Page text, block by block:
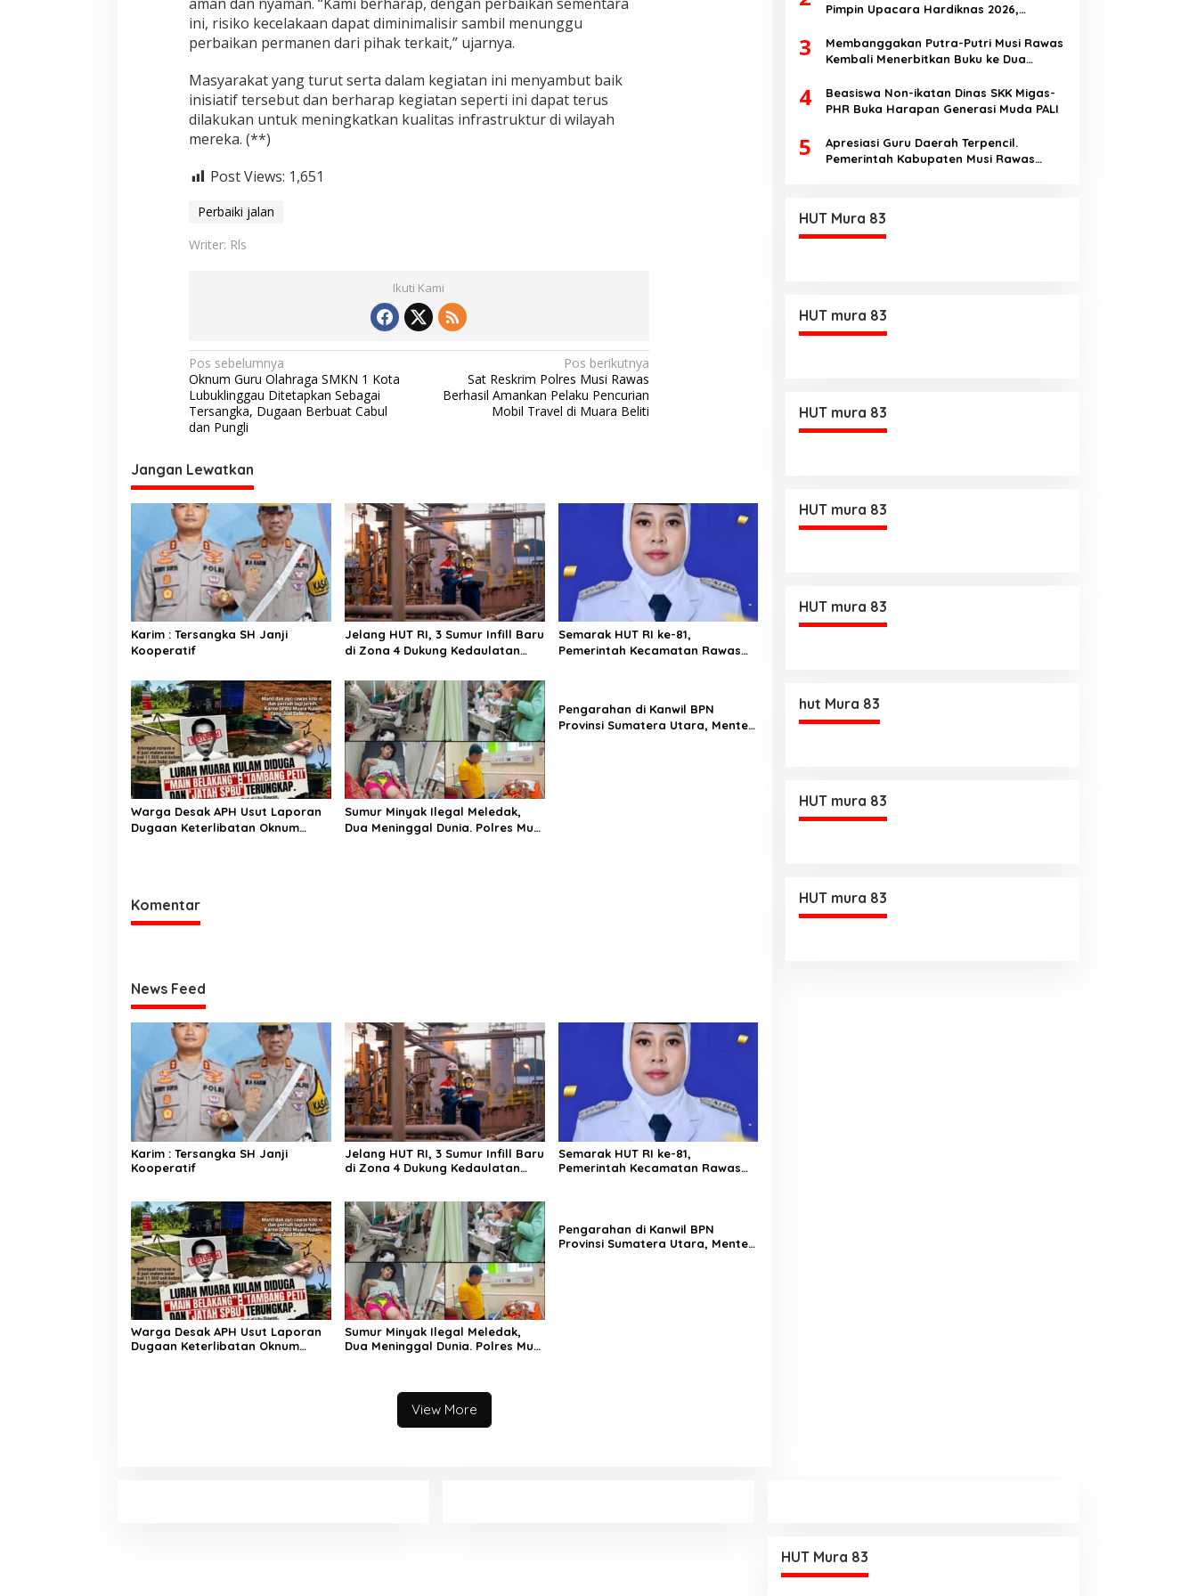
ini, risiko kecelakaan dapat diminimalisir sambil menunggu
perbaikan permanen dari pihak terkait,” ujarnya.
Masyarakat yang turut serta dalam kegiatan ini menyambut baik
inisiatif tersebut dan berharap kegiatan seperti ini dapat terus
dilakukan untuk meningkatkan kualitas infrastruktur di wilayah
mereka. (**)
Post Views: 1,651
Perbaiki jalan
Writer: Rls
Ikuti Kami
N
a
v
i
g
a
s
i
p
o
s
Pos sebelumnya
Oknum Guru Olahraga SMKN 1 Kota
Lubuklinggau Ditetapkan Sebagai
Tersangka, Dugaan Berbuat Cabul
dan Pungli
Pos berikutnya
Sat Reskrim Polres Musi Rawas
Berhasil Amankan Pelaku Pencurian
Mobil Travel di Muara Beliti
Jangan Lewatkan
Karim : Tersangka SH Janji
Kooperatif
Jelang HUT RI, 3 Sumur Infill Baru
di Zona 4 Dukung Kedaulatan
Semarak HUT RI ke-81,
Pemerintah Kecamatan Rawas
Warga Desak APH Usut Laporan
Dugaan Keterlibatan Oknum
Sumur Minyak Ilegal Meledak,
Dua Meninggal Dunia. Polres Musi
Pengarahan di Kanwil BPN
Provinsi Sumatera Utara, Menteri
Komentar
News Feed
Karim : Tersangka SH Janji
Kooperatif
Jelang HUT RI, 3 Sumur Infill Baru
di Zona 4 Dukung Kedaulatan
Semarak HUT RI ke-81,
Pemerintah Kecamatan Rawas
Warga Desak APH Usut Laporan
Dugaan Keterlibatan Oknum
Sumur Minyak Ilegal Meledak,
Dua Meninggal Dunia. Polres Musi
Pengarahan di Kanwil BPN
Provinsi Sumatera Utara, Menteri
View More
Ikhlas Jawilan
Pimpin Upacara Hardiknas 2026,
berakhlak
3
Membanggakan Putra-Putri Musi Rawas
Kembali Menerbitkan Buku ke Dua
4
Beasiswa Non-ikatan Dinas SKK Migas-
PHR Buka Harapan Generasi Muda PALI
5
Apresiasi Guru Daerah Terpencil.
Pemerintah Kabupaten Musi Rawas
HUT Mura 83
HUT mura 83
HUT mura 83
HUT mura 83
HUT mura 83
hut Mura 83
HUT mura 83
HUT mura 83
HUT Mura 83